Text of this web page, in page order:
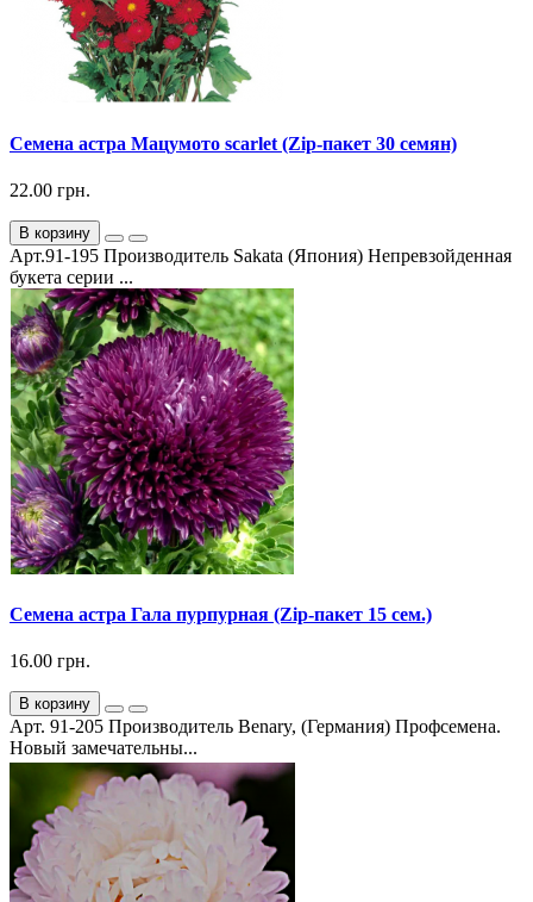
Семена астра Мацумото scarlet (Zip-пакет 30 семян)
22.00 грн.
В корзину
Арт.91-195 Производитель Sakata (Япония) Непревзойденная
букета серии ...
Семена астра Гала пурпурная (Zip-пакет 15 сем.)
16.00 грн.
В корзину
Арт. 91-205 Производитель Benary, (Германия) Профсемена.
Новый замечательны...